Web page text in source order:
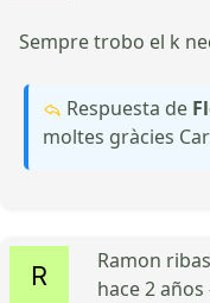
Sempre trobo el k
Respuesta de
moltes gràcies
Ramon ribas
hace 2 años